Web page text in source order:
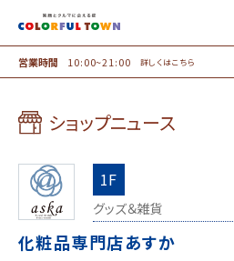
営業時間 10:00~21:00 詳しくはこちら
ショップニュース
1F
グッズ＆雑貨
化粧品専門店あすか